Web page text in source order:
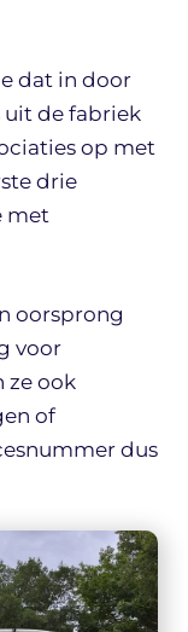
dat in door
uit de fabriek
op met
drie
met
oorsprong
voor
ze ook
of
dus